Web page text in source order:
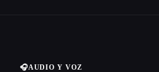
🎧AUDIO Y VOZ